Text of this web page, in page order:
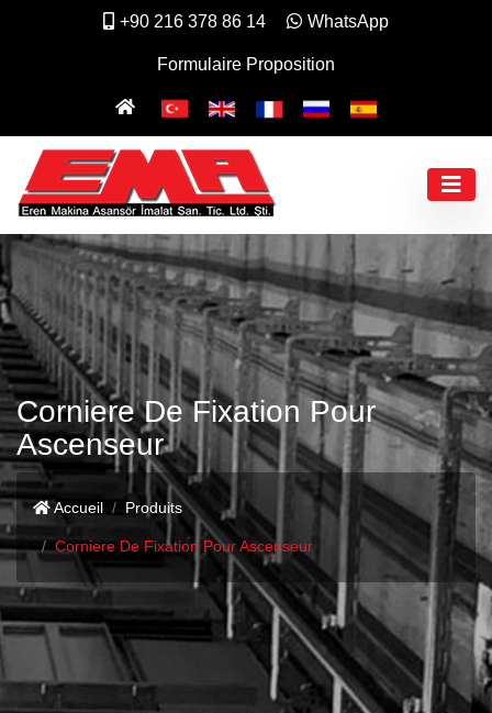
+90 216 378 86 14 WhatsApp
Formulaire Proposition
Corniere De Fixation Pour
Ascenseur
Accueil Produits
Corniere De Fixation Pour Ascenseur